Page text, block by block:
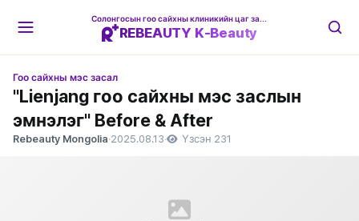
REBEAUTY K-Beauty
Гоо сайхны мэс засал
"Lienjang гоо сайхны мэс заслын
эмнэлэг" Before & After
Rebeauty Mongolia·2025.08.13· Үзсэн 231